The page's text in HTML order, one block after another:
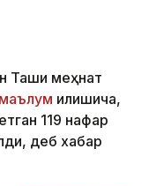
Ташқи меҳнат
маълум қилишича,
119 нафар
деб хабар